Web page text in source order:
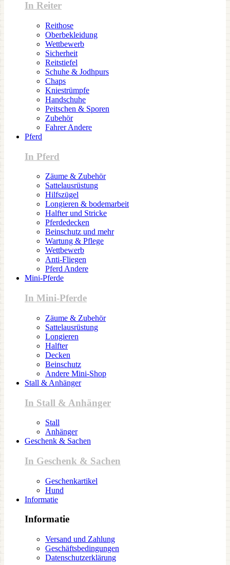
In Reiter
Reithose
Oberbekleidung
Wettbewerb
Sicherheit
Reitstiefel
Schuhe & Jodhpurs
Chaps
Kniestrümpfe
Handschuhe
Peitschen & Sporen
Zubehör
Fahrer Andere
Pferd
In Pferd
Zäume & Zubehör
Sattelausrüstung
Hilfszügel
Longieren & bodemarbeit
Halfter und Stricke
Pferdedecken
Beinschutz und mehr
Wartung & Pflege
Wettbewerb
Anti-Fliegen
Pferd Andere
Mini-Pferde
In Mini-Pferde
Zäume & Zubehör
Sattelausrüstung
Longieren
Halfter
Decken
Beinschutz
Andere Mini-Shop
Stall & Anhänger
In Stall & Anhänger
Stall
Anhänger
Geschenk & Sachen
In Geschenk & Sachen
Geschenkartikel
Hund
Informatie
Informatie
Versand und Zahlung
Geschäftsbedingungen
Datenschutzerklärung